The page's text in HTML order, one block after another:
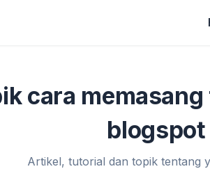
cara
blogspot
Artikel, tutorial dan topik tentang